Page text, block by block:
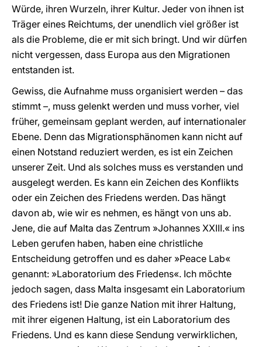
Würde, ihren Wurzeln, ihrer Kultur. Jeder von ihnen ist
Träger eines Reichtums, der unendlich viel größer ist
als die Probleme, die er mit sich bringt. Und wir dürfen
nicht vergessen, dass Europa aus den Migrationen
entstanden ist.
Gewiss, die Aufnahme muss organisiert werden – das
stimmt –, muss gelenkt werden und muss vorher, viel
früher, gemeinsam geplant werden, auf internationaler
Ebene. Denn das Migrationsphänomen kann nicht auf
einen Notstand reduziert werden, es ist ein Zeichen
unserer Zeit. Und als solches muss es verstanden und
ausgelegt werden. Es kann ein Zeichen des Konflikts
oder ein Zeichen des Friedens werden. Das hängt
davon ab, wie wir es nehmen, es hängt von uns ab.
Jene, die auf Malta das Zentrum »Johannes XXIII.« ins
Leben gerufen haben, haben eine christliche
Entscheidung getroffen und es daher »Peace Lab«
genannt: »Laboratorium des Friedens«. Ich möchte
jedoch sagen, dass Malta insgesamt ein Laboratorium
des Friedens ist! Die ganze Nation mit ihrer Haltung,
mit ihrer eigenen Haltung, ist ein Laboratorium des
Friedens. Und es kann diese Sendung verwirklichen,